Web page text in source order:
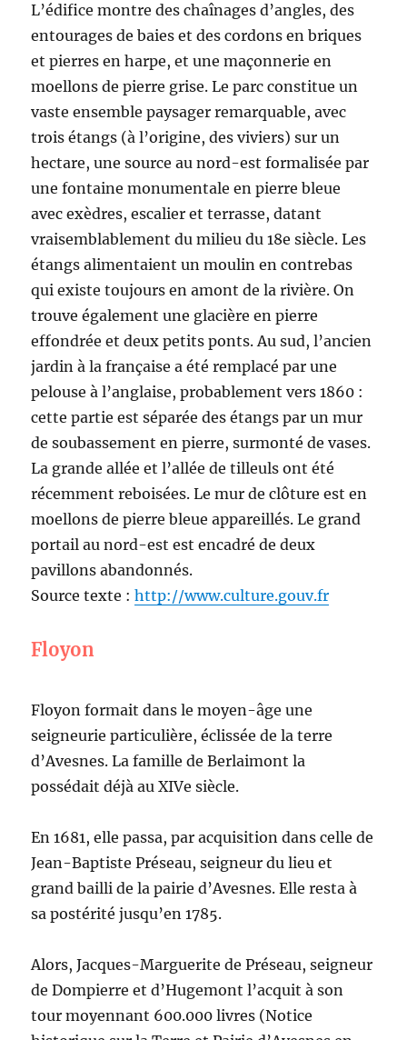
L’édifice montre des chaînages d’angles, des
entourages de baies et des cordons en briques
et pierres en harpe, et une maçonnerie en
moellons de pierre grise. Le parc constitue un
vaste ensemble paysager remarquable, avec
trois étangs (à l’origine, des viviers) sur un
hectare, une source au nord-est formalisée par
une fontaine monumentale en pierre bleue
avec exèdres, escalier et terrasse, datant
vraisemblablement du milieu du 18e siècle. Les
étangs alimentaient un moulin en contrebas
qui existe toujours en amont de la rivière. On
trouve également une glacière en pierre
effondrée et deux petits ponts. Au sud, l’ancien
jardin à la française a été remplacé par une
pelouse à l’anglaise, probablement vers 1860 :
cette partie est séparée des étangs par un mur
de soubassement en pierre, surmonté de vases.
La grande allée et l’allée de tilleuls ont été
récemment reboisées. Le mur de clôture est en
moellons de pierre bleue appareillés. Le grand
portail au nord-est est encadré de deux
pavillons abandonnés.
Source texte :http://www.culture.gouv.fr
Floyon
Floyon formait dans le moyen-âge une
seigneurie particulière, éclissée de la terre
d’Avesnes. La famille de Berlaimont la
possédait déjà au XIVe siècle.
En 1681, elle passa, par acquisition dans celle de
Jean-Baptiste Préseau, seigneur du lieu et
grand bailli de la pairie d’Avesnes. Elle resta à
sa postérité jusqu’en 1785.
Alors, Jacques-Marguerite de Préseau, seigneur
de Dompierre et d’Hugemont l’acquit à son
tour moyennant 600.000 livres (Notice